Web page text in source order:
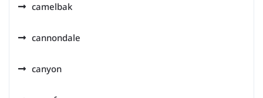
camelbak
cannondale
canyon